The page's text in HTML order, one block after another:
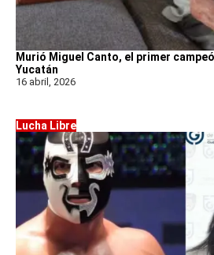
Murió Miguel Canto, el primer
Yucatán
16 abril, 2026
Lucha Libre